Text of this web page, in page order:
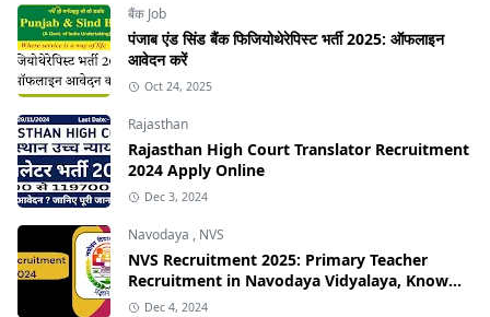
बैंक Job
पंजाब एंड सिंड बैंक फिजियोथेरेपिस्ट भर्ती 2025: ऑफलाइन
आवेदन करें
Oct 24, 2025
Rajasthan
Rajasthan High Court Translator Recruitment
2024 Apply Online
Dec 3, 2024
Navodaya , NVS
NVS Recruitment 2025: Primary Teacher
Recruitment in Navodaya Vidyalaya, Know
the Application Process!
Dec 4, 2024